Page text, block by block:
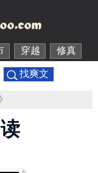
穿越 修真
找爽文